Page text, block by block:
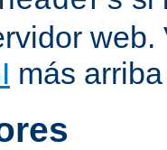
más